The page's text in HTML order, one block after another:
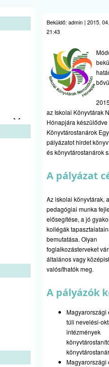
Beküldő: admin | 2015.
21:43
az Iskolai Könyvtárak
Hónapjára készülődve
Könyvtárostanárok
pályázatot hirdet
és könyvtárostanárok
A pályázat
Az iskolai könyvtárak,
pedagógiai munka
elősegítése, a jó
kollégák
bemutatása. Olyan
foglalkozásterveket
általános vagy
valósíthatók meg.
A pályázók
Magyarországi
túli nevelési-
intézmények
Magyarországi